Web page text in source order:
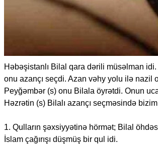
Həbəşistanlı Bilal qara dərili müsəlman idi.
onu azançı seçdi. Azan vəhy yolu ilə nazil
Peyğəmbər (s) onu Bilala öyrətdi. Onun
Həzrətin (s) Bilalı azançı seçməsində
1. Qulların şəxsiyyətinə hörmət; Bilal
İslam çağırışı düşmüş bir qul idi.